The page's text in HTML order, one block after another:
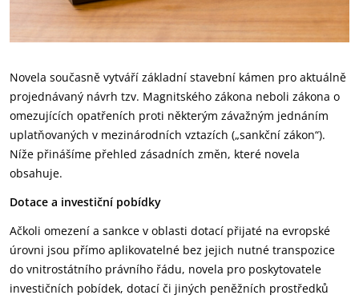
Novela současně vytváří základní stavební kámen pro aktuálně
projednávaný návrh tzv. Magnitského zákona neboli zákona o
omezujících opatřeních proti některým závažným jednáním
uplatňovaných v mezinárodních vztazích („sankční zákon“).
Níže přinášíme přehled zásadních změn, které novela
obsahuje.
Dotace a investiční pobídky
Ačkoli omezení a sankce v oblasti dotací přijaté na evropské
úrovni jsou přímo aplikovatelné bez jejich nutné transpozice
do vnitrostátního právního řádu, novela pro poskytovatele
investičních pobídek, dotací či jiných peněžních prostředků